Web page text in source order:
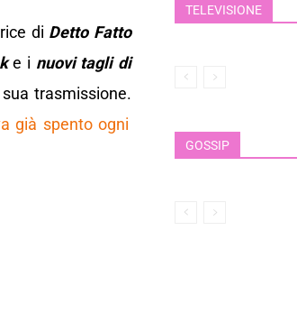
di Detto Fatto
e i nuovi tagli di
trasmissione.
già spento ogni
TELEVISIONE
GOSSIP